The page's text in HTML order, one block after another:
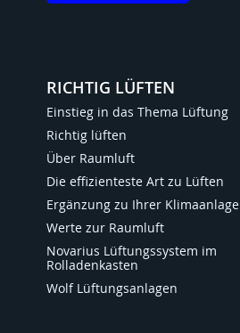
RICHTIG LÜFTEN
Einstieg in das Thema Lüftung
Richtig lüften
Über Raumluft
Die effizienteste Art zu Lüften
Ergänzung zu Ihrer Klimaanlage
Werte zur Raumluft
Novarius Lüftungssystem im
Rolladenkasten
Wolf Lüftungsanlagen